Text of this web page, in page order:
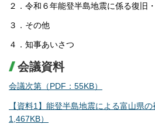
２．令和６年能登半島地震に係る復旧
３．その他
４．知事あいさつ
会議資料
会議次第（PDF：55KB）
【資料1】能登半島地震による富山県の
1,467KB）